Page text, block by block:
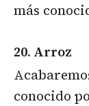
más
20. Arroz
conocido